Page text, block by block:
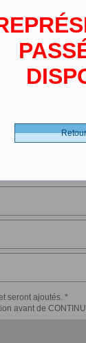
seront ajoutés. *
avant de